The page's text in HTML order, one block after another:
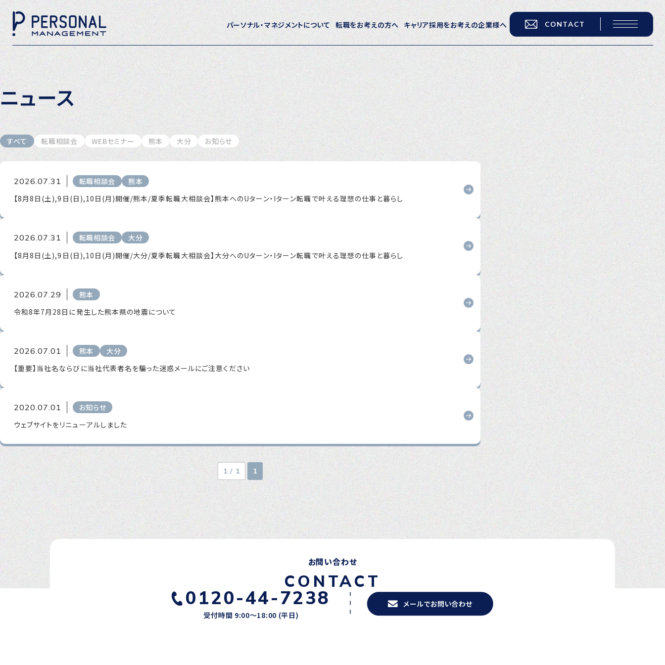
パーソナル・マネジメントについて 転職をお考えの方へ キャリア採用をお考えの企業様へ CONTACT
ホーム
パーソナル・マネジメントについて
会社概要
採用情報
P-maneコラム
転職をお考えの方へ
転職エージェントサービス
転職相談会
転職者の声
キャリア採用をお考えの企業様へ
選ばれる４つの理由
４つの特長で解決
独自の採用スキーム
お問い合わせ
プライバシーポリシー
ニュース
すべて 転職相談会 WEBセミナー 熊本 大分 お知らせ
2026.07.31 転職相談会
熊本
【8月8日(土),9日(日),10日(月)開催/熊本/夏季転職大相談会】熊本へのUターン・Iターン転職で叶える理想の仕事と暮らし
2026.07.31 転職相談会
大分
【8月8日(土),9日(日),10日(月)開催/大分/夏季転職大相談会】大分へのUターン・Iターン転職で叶える理想の仕事と暮らし
2026.07.29
熊本
令和8年7月28日に発生した熊本県の地震について
2026.07.01 熊本
大分
【重要】当社名ならびに当社代表者名を騙った迷惑メールにご注意ください
2020.07.01
お知らせ
ウェブサイトをリニューアルしました
1 / 1 1
お問い合わせ
CONTACT
0120-44-7238
受付時間 9:00〜18:00 (平日)
メールでお問い合わせ